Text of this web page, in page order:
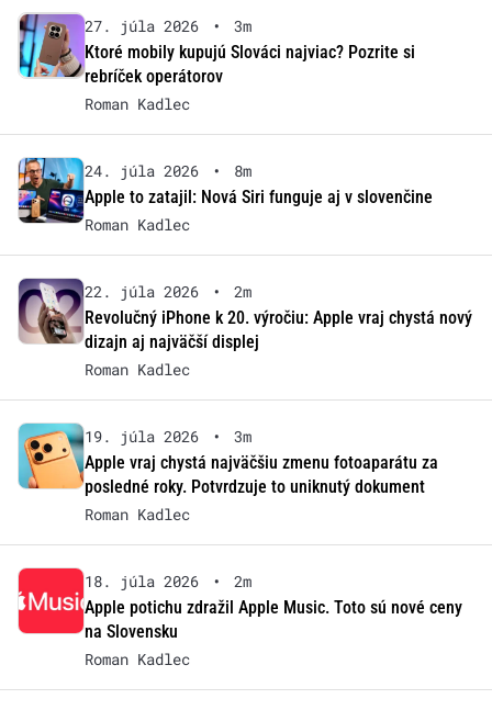
27. júla 2026 •
3m
Ktoré mobily kupujú Slováci najviac? Pozrite si
rebríček operátorov
Roman Kadlec
24. júla 2026 •
8m
Apple to zatajil: Nová Siri funguje aj v slovenčine
Roman Kadlec
22. júla 2026 •
2m
Revolučný iPhone k 20. výročiu: Apple vraj chystá nový
dizajn aj najväčší displej
Roman Kadlec
19. júla 2026 •
3m
Apple vraj chystá najväčšiu zmenu fotoaparátu za
posledné roky. Potvrdzuje to uniknutý dokument
Roman Kadlec
18. júla 2026 •
2m
Apple potichu zdražil Apple Music. Toto sú nové ceny
na Slovensku
Roman Kadlec